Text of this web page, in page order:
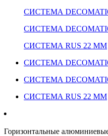
СИСТЕМА
СИСТЕМА
СИСТЕМА RUS 22 ММ
СИСТЕМА
СИСТЕМА
СИСТЕМА RUS 22 ММ
Горизонтальные